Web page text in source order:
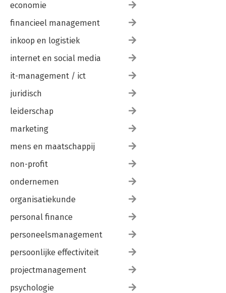
economie
financieel management
inkoop en logistiek
internet en social media
it-management / ict
juridisch
leiderschap
marketing
mens en maatschappij
non-profit
ondernemen
organisatiekunde
personal finance
personeelsmanagement
persoonlijke effectiviteit
projectmanagement
psychologie